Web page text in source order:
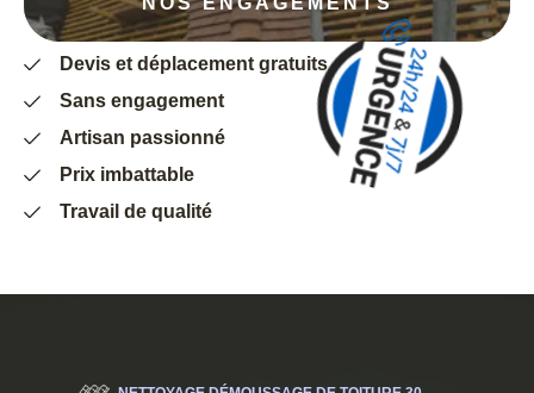
Devis et déplacement gratuits
Sans engagement
Artisan passionné
Prix imbattable
Travail de qualité